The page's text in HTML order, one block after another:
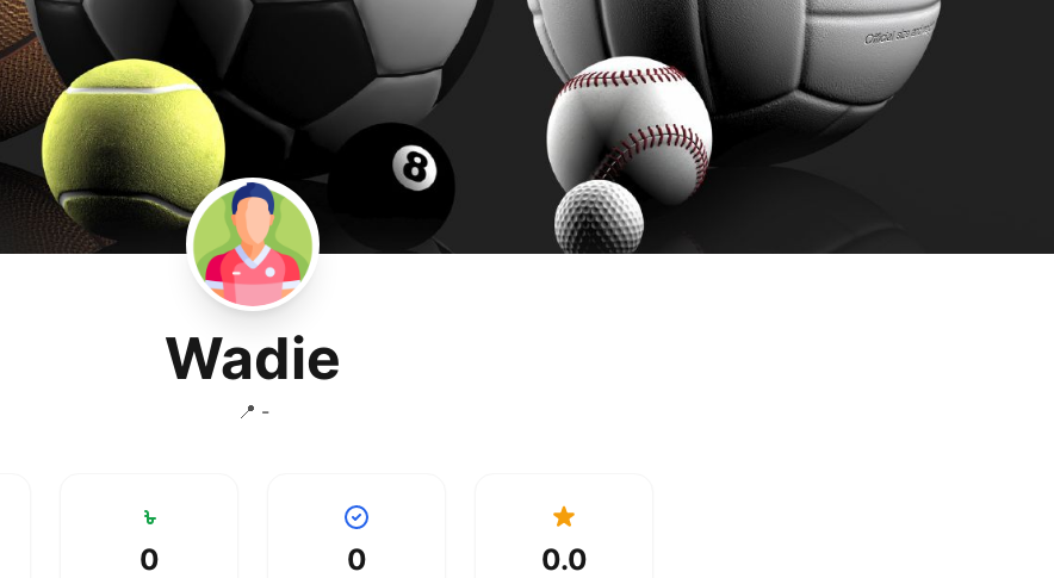
Wadie
📍 -
0 0 0.0